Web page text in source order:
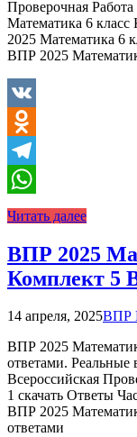
Проверочная
Математика 6
2025 Математика 6
ВПР 2025
VK
Odnoklassniki
Telegram
WhatsApp
Читать далее
ВПР 2025
Комплект 5
14 апреля, 2025ВПР
ВПР 2025
ответами.
Всероссийская
1 скачать Ответы
ВПР 2025
ответами